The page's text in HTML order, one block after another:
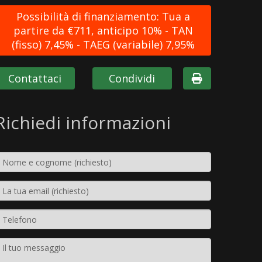
Possibilità di finanziamento: Tua a
partire da €711, anticipo 10% - TAN
(fisso) 7,45% - TAEG (variabile) 7,95%
Contattaci Condividi
informazioni